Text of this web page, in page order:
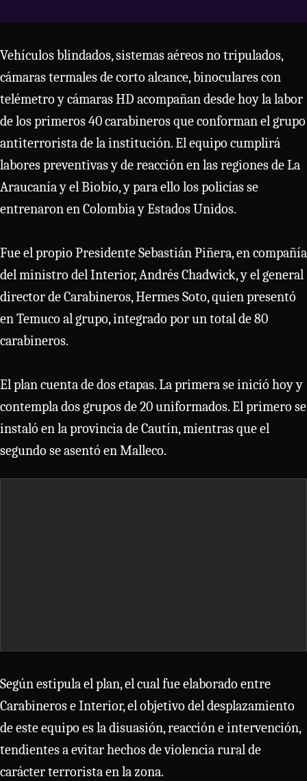
Vehículos blindados, sistemas aéreos no tripulados,
cámaras termales de corto alcance, binoculares con
telémetro y cámaras HD acompañan desde hoy la labor
de los primeros 40 carabineros que conforman el grupo
antiterrorista de la institución. El equipo cumplirá
labores preventivas y de reacción en las regiones de La
Araucanía y el Biobío, y para ello los policías se
entrenaron en Colombia y Estados Unidos.
Fue el propio Presidente Sebastián Piñera, en compañía
del ministro del Interior, Andrés Chadwick, y el general
director de Carabineros, Hermes Soto, quien presentó
en Temuco al grupo, integrado por un total de 80
carabineros.
El plan cuenta de dos etapas. La primera se inició hoy y
contempla dos grupos de 20 uniformados. El primero se
instaló en la provincia de Cautín, mientras que el
segundo se asentó en Malleco.
Según estipula el plan, el cual fue elaborado entre
Carabineros e Interior, el objetivo del desplazamiento
de este equipo es la disuasión, reacción e intervención,
tendientes a evitar hechos de violencia rural de
carácter terrorista en la zona.